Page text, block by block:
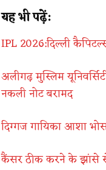
यह भी पढ़ें:
IPL 2026:दिल्ली
अलीगढ़ मुस्लिम
नकली नोट बरामद
दिग्गज गायिका आशा
कैंसर ठीक करने के झांसे से